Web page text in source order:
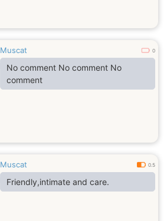
Muscat 0
No comment No comment No
comment
Muscat 0.5
Friendly,intimate and care.